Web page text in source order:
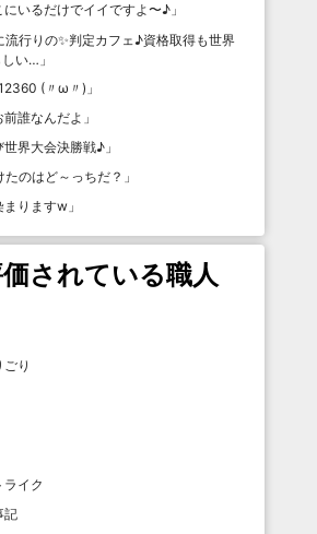
にいるだけでイイですよ〜♪ 」
行りの✨判定カフェ♪資格取得も世界
い… 」
(〃ω〃) 」
前誰なんだよ 」
世界大会決勝戦♪ 」
のはど～っちだ？ 」
まりますw 」
されている職人
り
イク
記